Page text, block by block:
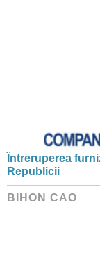
Întreruperea
Republicii
BIHON CAO